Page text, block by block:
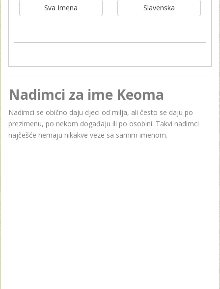
Sva Imena Slavenska
Nadimci za ime Keoma
Nadimci se obično daju djeci od milja, ali često se daju po
prezimenu, po nekom događaju ili po osobini. Takvi nadimci
najčešće nemaju nikakve veze sa samim imenom.